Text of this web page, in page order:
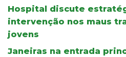
Hospital discute
intervenção nos maus
jovens
Janeiras na entrada